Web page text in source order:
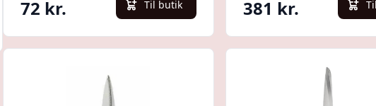
72 kr. Til butik 381 kr.